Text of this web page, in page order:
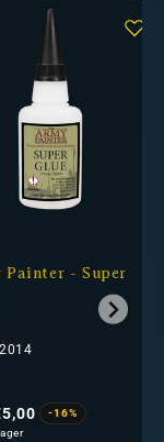
Painter - Super
-16%